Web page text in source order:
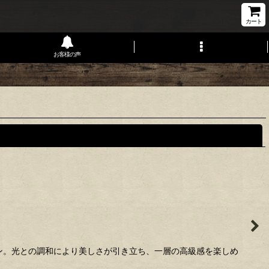
カート
お客様の声
光との調和により美しさが引き立ち、一層の高級感を楽しめ